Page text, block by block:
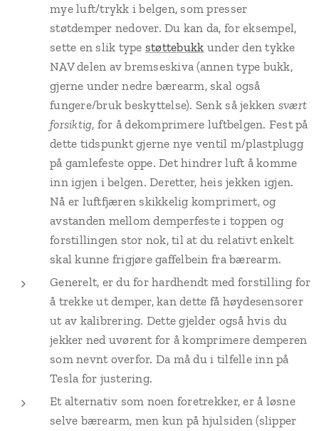
mye luft/trykk i belgen, som presser
støtdemper nedover. Du kan da, for eksempel,
sette en slik type støttebukk under den tykke
NAV delen av bremseskiva (annen type bukk,
gjerne under nedre bærearm, skal også
fungere/bruk beskyttelse). Senk så jekken svært
forsiktig, for å dekomprimere luftbelgen. Fest på
dette tidspunkt gjerne nye ventil m/plastplugg
på gamlefeste oppe. Det hindrer luft å komme
inn igjen i belgen. Deretter, heis jekken igjen.
Nå er luftfjæren skikkelig komprimert, og
avstanden mellom demperfeste i toppen og
forstillingen stor nok, til at du relativt enkelt
skal kunne frigjøre gaffelbein fra bærearm.
Generelt, er du for hardhendt med forstilling for
å trekke ut demper, kan dette få høydesensorer
ut av kalibrering. Dette gjelder også hvis du
jekker ned uvørent for å komprimere demperen
som nevnt overfor. Da må du i tilfelle inn på
Tesla for justering.
Et alternativ som noen foretrekker, er å løsne
selve bærearm, men kun på hjulsiden (slipper